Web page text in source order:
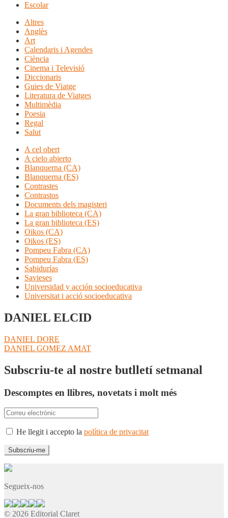
Escolar
Altres
Anglès
Art
Calendaris i Agendes
Ciència
Cinema i Televisió
Diccionaris
Guies de Viatge
Literatura de Viatges
Multimèdia
Poesia
Regal
Salut
A cel obert
A cielo abierto
Blanquerna (CA)
Blanquerna (ES)
Contrastes
Contrastos
Documents dels magisteri
La gran biblioteca (CA)
La gran biblioteca (ES)
Oikos (CA)
Oikos (ES)
Pompeu Fabra (CA)
Pompeu Fabra (ES)
Sabidurías
Savieses
Universidad y acción socioeducativa
Universitat i acció socioeducativa
DANIEL ELCID
Navegació
d'entrades
Entrada
anterior:
DANIEL DORE
Pròxima
DANIEL GOMEZ AMAT
Subscriu-te al nostre butlletí setmanal
Descomptes en llibres, novetats i molt més
He llegit i accepto la política de privacitat
Segueix-nos
© 2026 Editorial Claret